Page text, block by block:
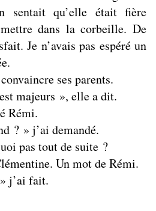
sentait qu’elle était fière
dans la corbeille. De
Je n’avais pas espéré un
ses parents.
majeurs », elle a dit.
Rémi.
? » j’ai demandé.
pas tout de suite ?
Un mot de Rémi.
j’ai fait.